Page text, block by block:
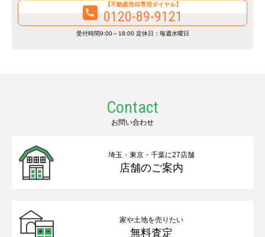
【不動産売却専用ダイヤル】
0120-89-9121
受付時間9:00～18:00 定休日：毎週水曜日
Contact
お問い合わせ
埼玉・東京・千葉に27店舗
店舗のご案内
家や土地を売りたい
無料査定